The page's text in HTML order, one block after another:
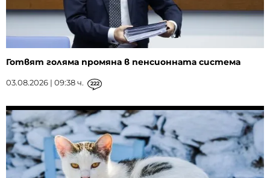
Готвят голяма промяна в пенсионната система
03.08.2026 | 09:38 ч. 222